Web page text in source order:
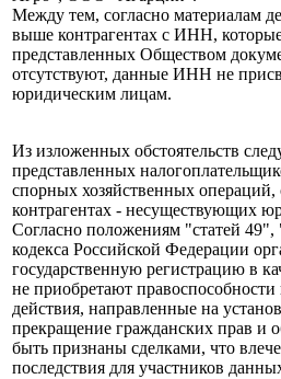
Между тем, согласно материалам
выше контрагентах с ИНН,
представленных Обществом
отсутствуют, данные ИНН не
юридическим лицам.
Из изложенных обстоятельств
представленных
спорных хозяйственных
контрагентах - несуществующих
Согласно положениям "статей 49",
кодекса Российской Федерации
государственную регистрацию в
не приобретают
действия, направленные на
прекращение гражданских прав и
быть признаны сделками, что
последствия для участников